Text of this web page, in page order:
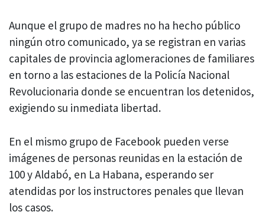
Aunque el grupo de madres no ha hecho público
ningún otro comunicado, ya se registran en varias
capitales de provincia aglomeraciones de familiares
en torno a las estaciones de la Policía Nacional
Revolucionaria donde se encuentran los detenidos,
exigiendo su inmediata libertad.
En el mismo grupo de Facebook pueden verse
imágenes de personas reunidas en la estación de
100 y Aldabó, en La Habana, esperando ser
atendidas por los instructores penales que llevan
los casos.